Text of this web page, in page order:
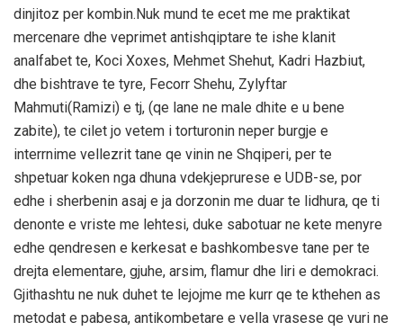
dinjitoz per kombin.Nuk mund te ecet me me praktikat
mercenare dhe veprimet antishqiptare te ishe klanit
analfabet te, Koci Xoxes, Mehmet Shehut, Kadri Hazbiut,
dhe bishtrave te tyre, Fecorr Shehu, Zylyftar
Mahmuti(Ramizi) e tj, (qe lane ne male dhite e u bene
zabite), te cilet jo vetem i torturonin neper burgje e
interrnime vellezrit tane qe vinin ne Shqiperi, per te
shpetuar koken nga dhuna vdekjeprurese e UDB-se, por
edhe i sherbenin asaj e ja dorzonin me duar te lidhura, qe ti
denonte e vriste me lehtesi, duke sabotuar ne kete menyre
edhe qendresen e kerkesat e bashkombesve tane per te
drejta elementare, gjuhe, arsim, flamur dhe liri e demokraci.
Gjithashtu ne nuk duhet te lejojme me kurr qe te kthehen as
metodat e pabesa, antikombetare e vella vrasese qe vuri ne